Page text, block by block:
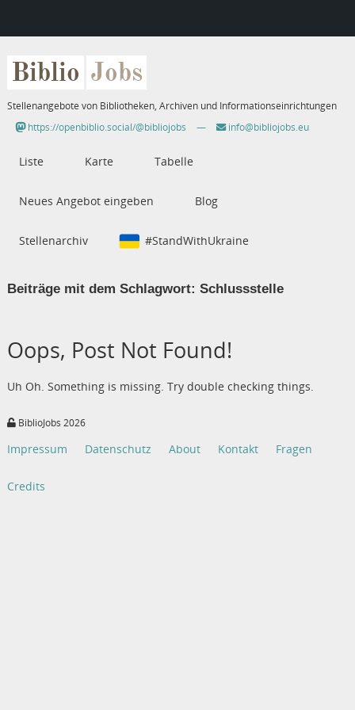
Biblio Jobs
Stellenangebote von Bibliotheken, Archiven und Informationseinrichtungen
https://openbiblio.social/@bibliojobs
— info@bibliojobs.eu
Liste Karte Tabelle
Neues Angebot eingeben Blog
Stellenarchiv #StandWithUkraine
Beiträge mit dem Schlagwort: Schlussstelle
Oops, Post Not Found!
Uh Oh. Something is missing. Try double checking things.
BiblioJobs 2026
Impressum Datenschutz About Kontakt Fragen
Credits